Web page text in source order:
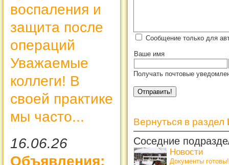
воспаления и
защита после
операций
Уважаемые
коллеги! В
своей практике
мы часто...
16.06.26
Объявления:
Сообщение только для
Ваше имя
Получать почтовые
Вернуться в раздел
Соседние
Новости
Документы